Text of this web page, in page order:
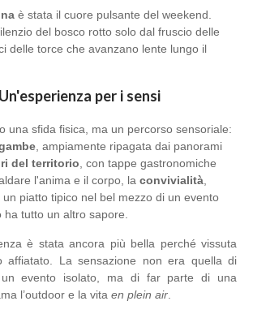
è stata il cuore pulsante del weekend.
del bosco rotto solo dal fruscio delle
delle torce che avanzano lente lungo il
Un'esperienza per i sensi
una sfida fisica, ma un percorso sensoriale:
, ampiamente ripagata dai panorami
del territorio , con tappe gastronomiche
l'anima e il corpo, la convivialità
piatto tipico nel bel mezzo di un evento
tutto un altro sapore.
è stata ancora più bella perché vissuta
affiatato. La sensazione non era quella di
evento isolato, ma di far parte di una
l’outdoor e la vita en plein air